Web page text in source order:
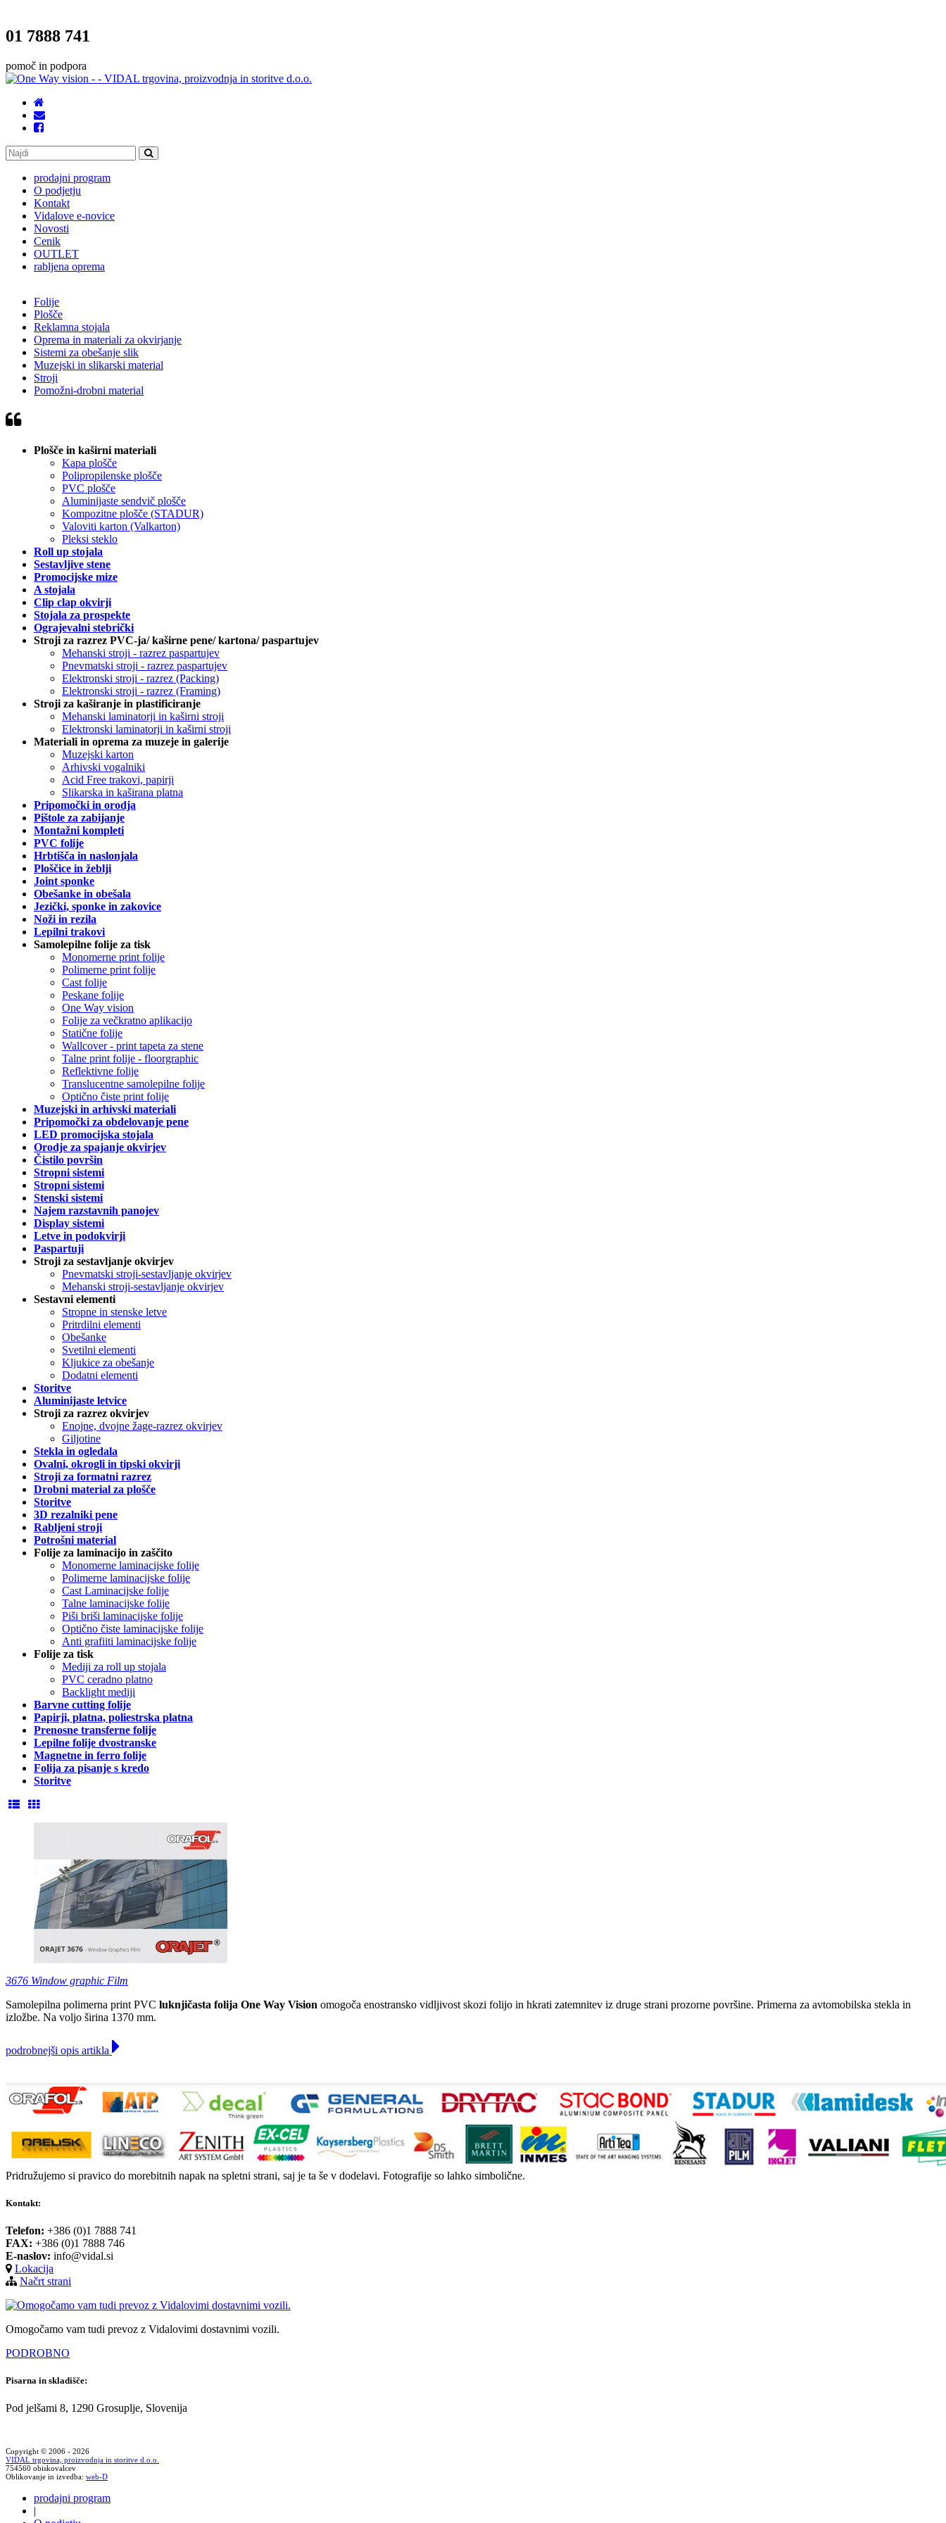
01 7888 741
pomoč in podpora
prodajni program
O podjetju
Kontakt
Vidalove e-novice
Novosti
Cenik
OUTLET
rabljena oprema
Folije
Plošče
Reklamna stojala
Oprema in materiali za okvirjanje
Sistemi za obešanje slik
Muzejski in slikarski material
Stroji
Pomožni-drobni material
Plošče in kaširni materiali
Kapa plošče
Polipropilenske plošče
PVC plošče
Aluminijaste sendvič plošče
Kompozitne plošče (STADUR)
Valoviti karton (Valkarton)
Pleksi steklo
Roll up stojala
Sestavljive stene
Promocijske mize
A stojala
Clip clap okvirji
Stojala za prospekte
Ograjevalni stebrički
Stroji za razrez PVC-ja/ kaširne pene/ kartona/ paspartujev
Mehanski stroji - razrez paspartujev
Pnevmatski stroji - razrez paspartujev
Elektronski stroji - razrez (Packing)
Elektronski stroji - razrez (Framing)
Stroji za kaširanje in plastificiranje
Mehanski laminatorji in kaširni stroji
Elektronski laminatorji in kaširni stroji
Materiali in oprema za muzeje in galerije
Muzejski karton
Arhivski vogalniki
Acid Free trakovi, papirji
Slikarska in kaširana platna
Pripomočki in orodja
Pištole za zabijanje
Montažni kompleti
PVC folije
Hrbtišča in naslonjala
Ploščice in žeblji
Joint sponke
Obešanke in obešala
Jezički, sponke in zakovice
Noži in rezila
Lepilni trakovi
Samolepilne folije za tisk
Monomerne print folije
Polimerne print folije
Cast folije
Peskane folije
One Way vision
Folije za večkratno aplikacijo
Statične folije
Wallcover - print tapeta za stene
Talne print folije - floorgraphic
Reflektivne folije
Translucentne samolepilne folije
Optično čiste print folije
Muzejski in arhivski materiali
Pripomočki za obdelovanje pene
LED promocijska stojala
Orodje za spajanje okvirjev
Čistilo površin
Stropni sistemi
Stropni sistemi
Stenski sistemi
Najem razstavnih panojev
Display sistemi
Letve in podokvirji
Paspartuji
Stroji za sestavljanje okvirjev
Pnevmatski stroji-sestavljanje okvirjev
Mehanski stroji-sestavljanje okvirjev
Sestavni elementi
Stropne in stenske letve
Pritrdilni elementi
Obešanke
Svetilni elementi
Kljukice za obešanje
Dodatni elementi
Storitve
Aluminijaste letvice
Stroji za razrez okvirjev
Enojne, dvojne žage-razrez okvirjev
Giljotine
Stekla in ogledala
Ovalni, okrogli in tipski okvirji
Stroji za formatni razrez
Drobni material za plošče
Storitve
3D rezalniki pene
Rabljeni stroji
Potrošni material
Folije za laminacijo in zaščito
Monomerne laminacijske folije
Polimerne laminacijske folije
Cast Laminacijske folije
Talne laminacijske folije
Piši briši laminacijske folije
Optično čiste laminacijske folije
Anti grafiiti laminacijske folije
Folije za tisk
Mediji za roll up stojala
PVC ceradno platno
Backlight mediji
Barvne cutting folije
Papirji, platna, poliestrska platna
Prenosne transferne folije
Lepilne folije dvostranske
Magnetne in ferro folije
Folija za pisanje s kredo
Storitve
3676 Window graphic Film
Samolepilna polimerna print PVC luknjičasta folija One Way Vision omogoča enostransko vidljivost skozi folijo in hkrati zatemnitev iz druge strani prozorne površine. Primerna za avtomobilska stekla in
izložbe. Na voljo širina 1370 mm.
podrobnejši opis artikla
Pridružujemo si pravico do morebitnih napak na spletni strani, saj je ta še v dodelavi. Fotografije so lahko simbolične.
Kontakt:
Telefon: +386 (0)1 7888 741
FAX: +386 (0)1 7888 746
E-naslov: info@vidal.si
Lokacija
Načrt strani
Omogočamo vam tudi prevoz z Vidalovimi dostavnimi vozili.
PODROBNO
Pisarna in skladišče:
Pod jelšami 8, 1290 Grosuplje, Slovenija
Copyright © 2006 - 2026
VIDAL trgovina, proizvodnja in storitve d.o.o.
754560 obiskovalcev
Oblikovanje in izvedba: web-D
prodajni program
|